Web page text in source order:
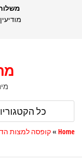
מודיעין,
Home
»קופסה למצות